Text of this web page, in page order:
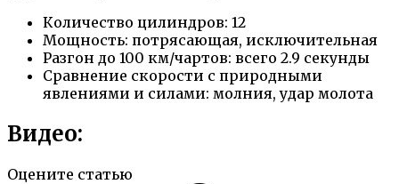
Количество цилиндров: 12
Мощность: потрясающая, исключительная
Разгон до 100 км/чартов: всего 2.9 секунды
Сравнение скорости с природными
явлениями и силами: молния, удар молота
Видео:
Оцените статью